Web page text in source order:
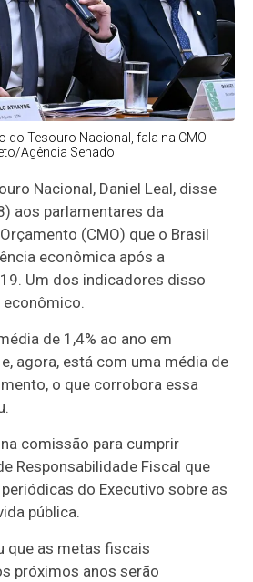
do Tesouro Nacional, fala na CMO -
Agência Senado
Nacional, Daniel Leal, disse
aos parlamentares da
(CMO) que o Brasil
econômica após a
Um dos indicadores disso
de 1,4% ao ano em
agora, está com uma média de
o que corrobora essa
comissão para cumprir
Responsabilidade Fiscal que
do Executivo sobre as
pública.
que as metas fiscais
próximos anos serão